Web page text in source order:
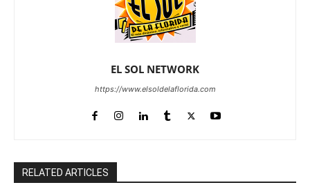
EL SOL NETWORK
https://www.elsoldelaflorida.com
RELATED ARTICLES